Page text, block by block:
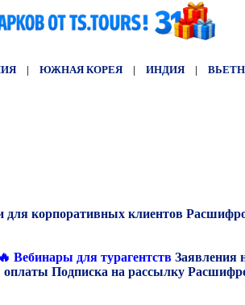
| ЮЖНАЯ КОРЕЯ | ИНДИЯ |
для корпоративных клиентов
🔥 Вебинары для турагентств Заявления
оплаты Подписка на рассылку